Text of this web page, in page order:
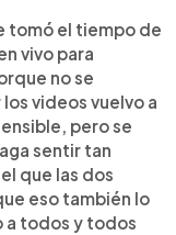
tomó el tiempo de
vivo para
no se
videos vuelvo a
pero se
sentir tan
que las dos
eso también lo
a todos y todos